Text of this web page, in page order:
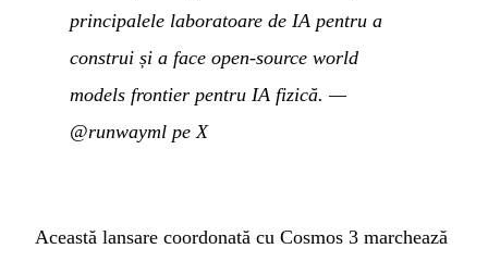
principalele laboratoare de IA pentru a
construi și a face open-source world
models frontier pentru IA fizică. —
@runwayml pe X
Această lansare coordonată cu Cosmos 3 marchează